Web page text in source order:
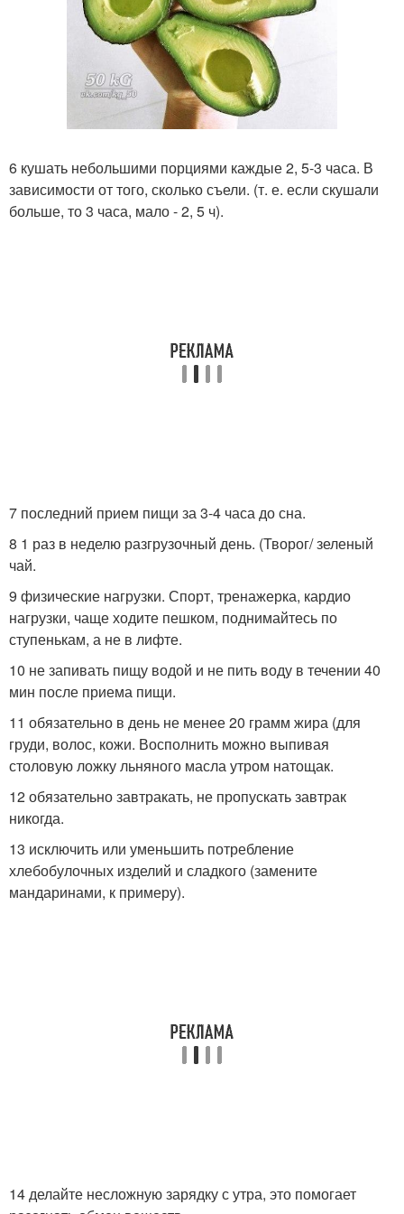
6 кушать небольшими порциями каждые 2, 5-3 часа. В
зависимости от того, сколько съели. (т. е. если скушали
больше, то 3 часа, мало - 2, 5 ч).
7 последний прием пищи за 3-4 часа до сна.
8 1 раз в неделю разгрузочный день. (Творог/ зеленый
чай.
9 физические нагрузки. Спорт, тренажерка, кардио
нагрузки, чаще ходите пешком, поднимайтесь по
ступенькам, а не в лифте.
10 не запивать пищу водой и не пить воду в течении 40
мин после приема пищи.
11 обязательно в день не менее 20 грамм жира (для
груди, волос, кожи. Восполнить можно выпивая
столовую ложку льняного масла утром натощак.
12 обязательно завтракать, не пропускать завтрак
никогда.
13 исключить или уменьшить потребление
хлебобулочных изделий и сладкого (замените
мандаринами, к примеру).
14 делайте несложную зарядку с утра, это помогает